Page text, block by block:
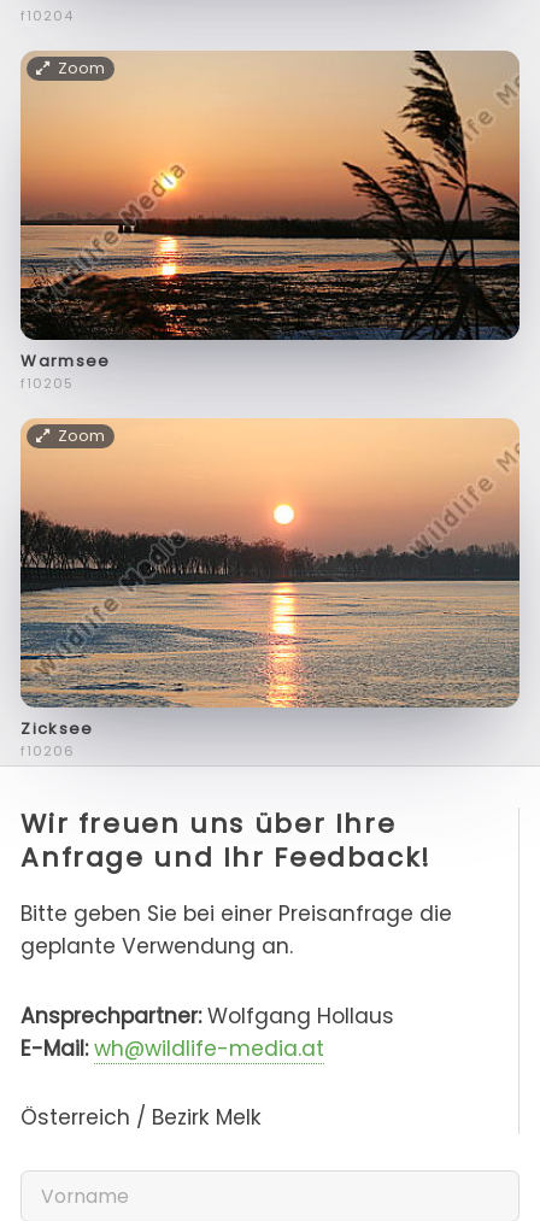
f10204
Zoom
Warmsee
f10205
Zoom
Zicksee
f10206
Wir freuen uns über Ihre
Anfrage und Ihr Feedback!
Bitte geben Sie bei einer Preisanfrage die
geplante Verwendung an.
Ansprechpartner:Wolfgang Hollaus
E-Mail: wh@wildlife-media.at
Österreich / Bezirk Melk